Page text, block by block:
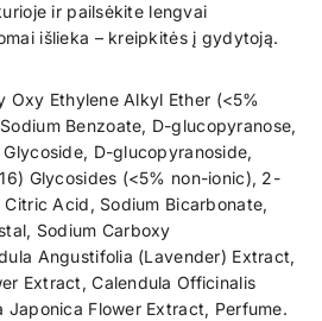
ir pailsėkite lengvai
išlieka – kreipkitės į gydytoją.
Oxy Ethylene Alkyl Ether (<5%
Benzoate, D-glucopyranose,
D-glucopyranoside,
Glycosides (<5% non-ionic), 2-
Acid, Sodium Bicarbonate,
Sodium Carboxy
Angustifolia (Lavender) Extract,
Extract, Calendula Officinalis
Japonica Flower Extract, Perfume.